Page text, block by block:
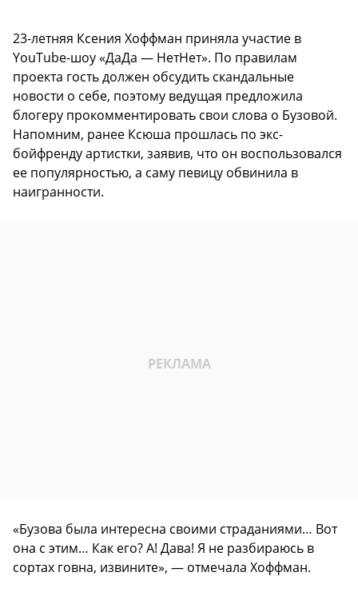
23-летняя Ксения Хоффман приняла участие в
YouTube-шоу «ДаДа — НетНет». По правилам
проекта гость должен обсудить скандальные
новости о себе, поэтому ведущая предложила
блогеру прокомментировать свои слова о Бузовой.
Напомним, ранее Ксюша прошлась по экс-
бойфренду артистки, заявив, что он воспользовался
ее популярностью, а саму певицу обвинила в
наигранности.
«Бузова была интересна своими страданиями… Вот
она с этим… Как его? А! Дава! Я не разбираюсь в
сортах говна, извините», — отмечала Хоффман.